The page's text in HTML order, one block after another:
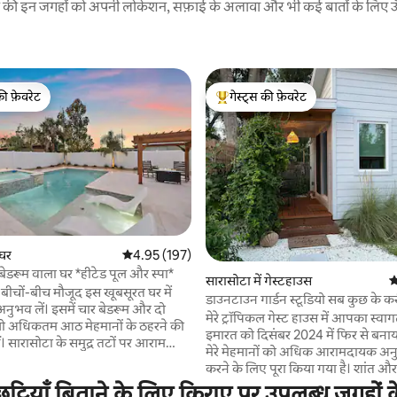
इन जगहों को अपनी लोकेशन, सफ़ाई के अलावा और भी कई बातों के लिए
फ़ेवरेट
फ़ेवरेट
औसत रेटिंग 5 में से 4.95, 197 समीक्षाएँ
4.95 (197)
वाला घर *हीटेड पूल और स्पा*
बीचों-बीच मौजूद इस खूबसूरत घर में
लें। इसमें चार बेडरूम और दो
अधिकतम आठ मेहमानों के ठहरने की
सारासोटा के समुद्र तटों पर आराम
का मज़ा लें। सिएस्टा बीच और
7.6 और 6.4 मील की दूरी पर हैं,
गेस्ट्स का टॉप फ़ेवरेट
गेस्ट्स की फ़ेवरेट
सारासोटा में गेस्टहाउस
डाउनटाउन गार्डन स्टूडियो सब कुछ के
मेरे ट्रॉपिकल गेस्ट हाउस में आपका
इमारत को दिसंबर 2024 में फिर से
मेरे मेहमानों को अधिक आरामदायक
करने के लिए पूरा किया गया है। शांत
स्थित, आराम के लिए बिलकुल सही और